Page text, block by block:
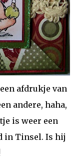
afdrukje van
andere, haha,
is weer een
in Tinsel. Is hij